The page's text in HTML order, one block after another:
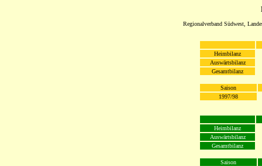
Regionalverband Südwest,
Heimbilanz
Auswärtsbilanz
Gesamtbilanz
Saison
1997/98
Heimbilanz
Auswärtsbilanz
Gesamtbilanz
Saison